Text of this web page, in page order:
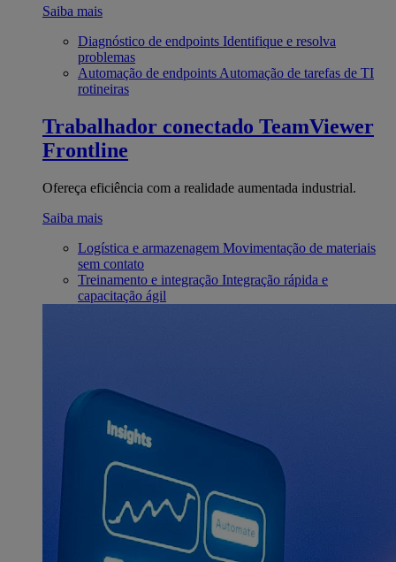
Saiba mais
Diagnóstico de endpoints Identifique e resolva
problemas
Automação de endpoints Automação de tarefas de TI
rotineiras
Trabalhador conectado TeamViewer
Frontline
Ofereça eficiência com a realidade aumentada industrial.
Saiba mais
Logística e armazenagem Movimentação de materiais
sem contato
Treinamento e integração Integração rápida e
capacitação ágil